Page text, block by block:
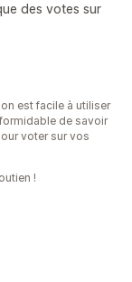
des votes sur
est facile à utiliser
de savoir
voter sur vos
!